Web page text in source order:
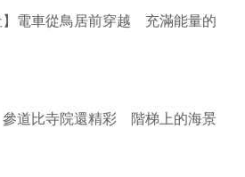
】電車從鳥居前穿越 充滿能量的
參道比寺院還精彩 階梯上的海景